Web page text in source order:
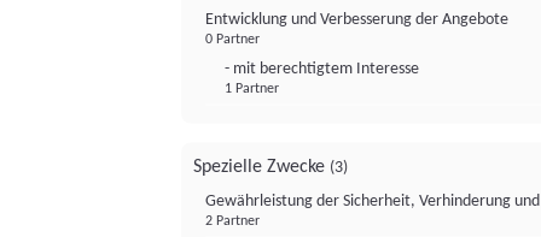
Entwicklung und Verbesserung der Angebote
0 Partner
- mit berechtigtem Interesse
1 Partner
Spezielle Zwecke (3)
Gewährleistung der Sicherheit, Verhinderung
2 Partner